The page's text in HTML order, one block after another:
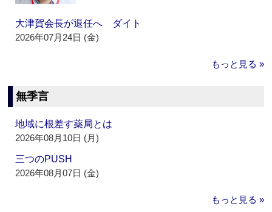
大津賀会長が退任へ ダイト
2026年07月24日 (金)
もっと見る »
無季言
地域に根差す薬局とは
2026年08月10日 (月)
三つのPUSH
2026年08月07日 (金)
もっと見る »